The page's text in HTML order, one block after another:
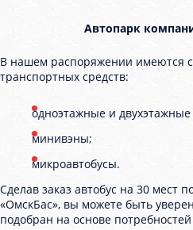
Автопарк
В нашем распоряжении имеются
транспортных средств:
одноэтажные и двухэтажные
минивэны;
микроавтобусы.
Сделав заказ автобус на 30 мест
«ОмскБас», вы можете быть
подобран на основе